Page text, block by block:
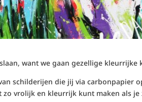
want we gaan gezellige kleurrijke
schilderijen die jij via carbonpapier
zo vrolijk en kleurrijk kunt maken als je